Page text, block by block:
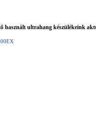
használt ultrahang készülékeink